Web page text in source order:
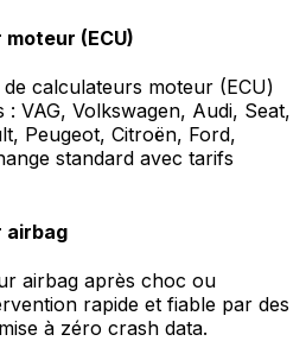
(ECU)
calculateurs moteur (ECU)
VAG, Volkswagen, Audi, Seat,
Peugeot, Citroën, Ford,
standard avec tarifs
airbag
airbag après choc ou
rapide et fiable par des
à zéro crash data.